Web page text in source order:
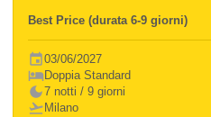
Best Price (durata 6-9 giorni)
event03/06/2027
hotelDoppia Standard
dark_mode7 notti / 9 giorni
flight_takeoff Milano